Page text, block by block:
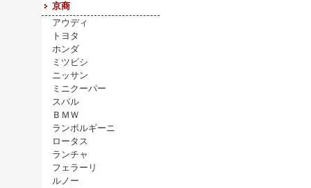
京商
アウディ
トヨタ
ホンダ
ミツビシ
ニッサン
ミニクーパー
スバル
ＢＭＷ
ランボルギーニ
ロータス
ランチャ
フェラーリ
ルノー